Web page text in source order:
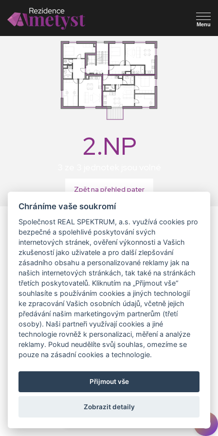
2.NP
Zpět na přehled pater
Pro kompletní zobrazení posuňte tabulku do stran
JEDNOTKA DISPOZICE PODLAHOVÁ
Detail A3.203 3+kk 74,9
Detail A3.204 3+kk 60,1
Detail A3.205 2+kk 52,9
Pro více informací o daném bytu na
něj klikněte. Volné byty jsou
podbarveny bílou barvou.
zobrazení informací o cenách
scrollujte dolů.
Chráníme vaše soukromí
Společnost REAL SPEKTRUM, a.s. využívá cookies pro
bezpečné a spolehlivé poskytování svých
internetových stránek, ověření výkonnosti a Vašich
zkušeností jako uživatele a pro další zlepšování
zásadního obsahu a personalizované reklamy jak na
našich internetových stránkách, tak také na stránkách
třetích poskytovatelů. Kliknutím na „Přijmout vše“
souhlasíte s používáním cookies a jiných technologií
ke zpracování Vašich osobních údajů, včetně jejich
předávání našim marketingovým partnerům (třetí
osoby). Naši partneři využívají cookies a jiné
technologie rovněž k personalizaci, měření a analýze
reklamy. Pokud neudělíte svůj souhlas, omezíme se
pouze na zásadní cookies a technologie.
Přijmout vše
Zobrazit detaily